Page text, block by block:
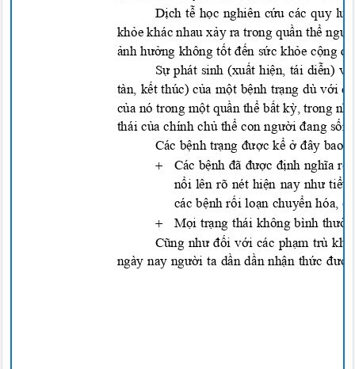
Dịch tễ học nghiên cứu các quy
khỏe khác nhau xảy ra trong quần thể
ảnh hưởng không tốt đến sức khỏe cộng
Sự phát sinh (xuất hiện, tái diễn)
tàn, kết thúc) của một bệnh trạng dù với
của nó trong một quần thể bất kỳ, trong
thái của chính chủ thể con người đang
Các bệnh trạng được kể ở đây bao
 Các bệnh đã được định nghĩa
nổi lên rõ nét hiện nay như
các bệnh rối loạn chuyển hóa,
 Mọi trạng thái không bình
Cũng như đối với các phạm trù
ngày nay người ta dần dần nhận thức